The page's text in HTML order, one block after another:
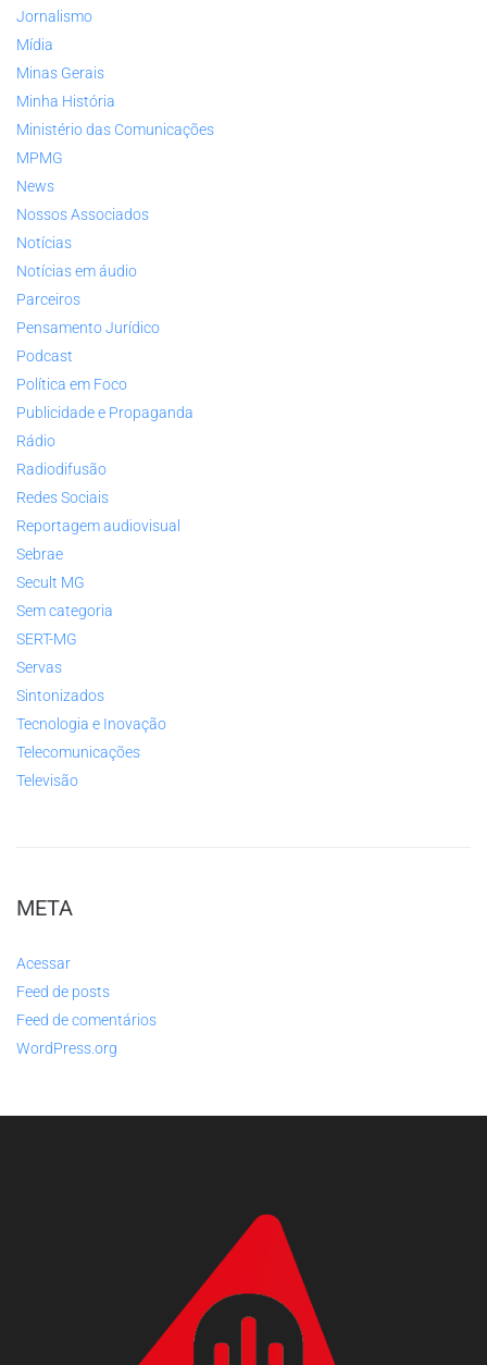
Jornalismo
Mídia
Minas Gerais
Minha História
Ministério das Comunicações
MPMG
News
Nossos Associados
Notícias
Notícias em áudio
Parceiros
Pensamento Jurídico
Podcast
Política em Foco
Publicidade e Propaganda
Rádio
Radiodifusão
Redes Sociais
Reportagem audiovisual
Sebrae
Secult MG
Sem categoria
SERT-MG
Servas
Sintonizados
Tecnologia e Inovação
Telecomunicações
Televisão
META
Acessar
Feed de posts
Feed de comentários
WordPress.org